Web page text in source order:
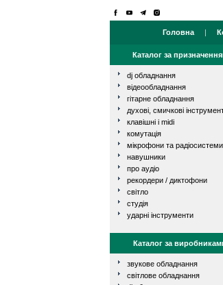
Головна |
Каталог за
dj обладнання
відеообладнання
гітарне обладнання
духові, смичкові
клавішні і midi
комутація
мікрофони та радіосистеми
навушники
про аудіо
рекордери / диктофони
світло
студія
ударні інструменти
Каталог за
звукове обладнання
світлове обладнання